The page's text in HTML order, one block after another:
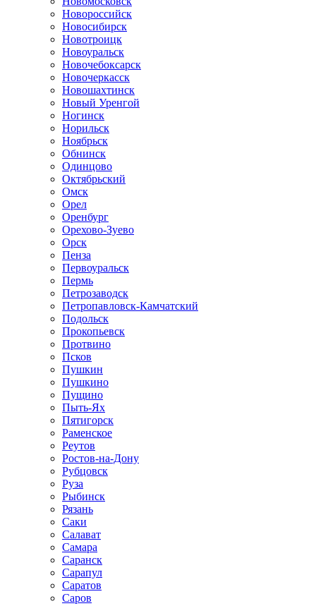
Новороссийск
Новосибирск
Новотроицк
Новоуральск
Новочебоксарск
Новочеркасск
Новошахтинск
Новый Уренгой
Ногинск
Норильск
Ноябрьск
Обнинск
Одинцово
Октябрьский
Омск
Орел
Оренбург
Орехово-Зуево
Орск
Пенза
Первоуральск
Пермь
Петрозаводск
Петропавловск-Камчатский
Подольск
Прокопьевск
Протвино
Псков
Пушкин
Пушкино
Пущино
Пыть-Ях
Пятигорск
Раменское
Реутов
Ростов-на-Дону
Рубцовск
Руза
Рыбинск
Рязань
Саки
Салават
Самара
Саранск
Сарапул
Саратов
Саров